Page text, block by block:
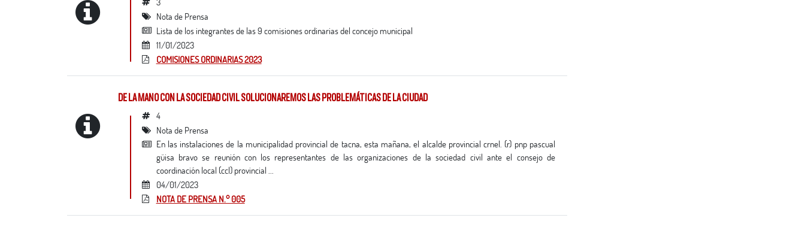
Nota de Prensa
lista de los integrantes de las 9 comisiones ordinarias del concejo municipal
11/01/2023
COMISIONES ORDINARIAS 2023
DE LA MANO CON LA SOCIEDAD CIVIL SOLUCIONAREMOS LAS PROBLEMÁTICAS DE LA CIUDAD
4
Nota de Prensa
en las instalaciones de la municipalidad provincial de tacna, esta mañana, el alcalde provincial crnel. (r) pnp pascual
güisa bravo se reunión con los representantes de las organizaciones de la sociedad civil ante el consejo de
coordinación local (ccl) provincial ...
04/01/2023
NOTA DE PRENSA N.° 005